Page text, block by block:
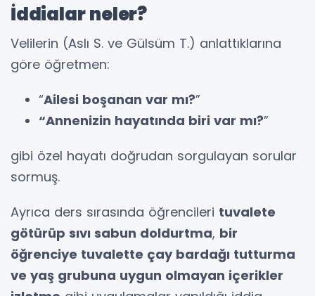
İddialar neler?
Velilerin (Aslı S. ve Gülsüm T.) anlattıklarına
göre öğretmen:
“Ailesi boşanan var mı?”
“Annenizin hayatında biri var mı?”
gibi özel hayatı doğrudan sorgulayan sorular
sormuş.
Ayrıca ders sırasında öğrencileri tuvalete
götürüp sıvı sabun doldurtma, bir
öğrenciye tuvalette çay bardağı tutturma
ve yaş grubuna uygun olmayan içerikler